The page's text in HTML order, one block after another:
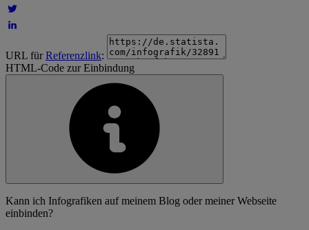
URL fürReferenzlink:
HTML-Code zur Einbindung
Kann ich Infografiken auf meinem Blog oder meiner Webseite
einbinden?